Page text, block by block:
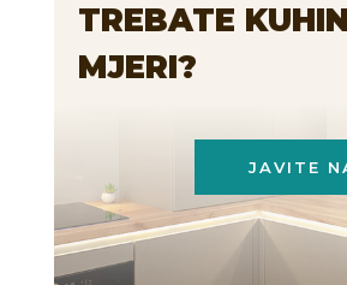
TREBATE
MJERI?
JAVITE